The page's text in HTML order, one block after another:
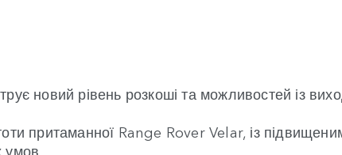
новий рівень розкоші та можливостей із
притаманної Range Rover Velar, із
умов